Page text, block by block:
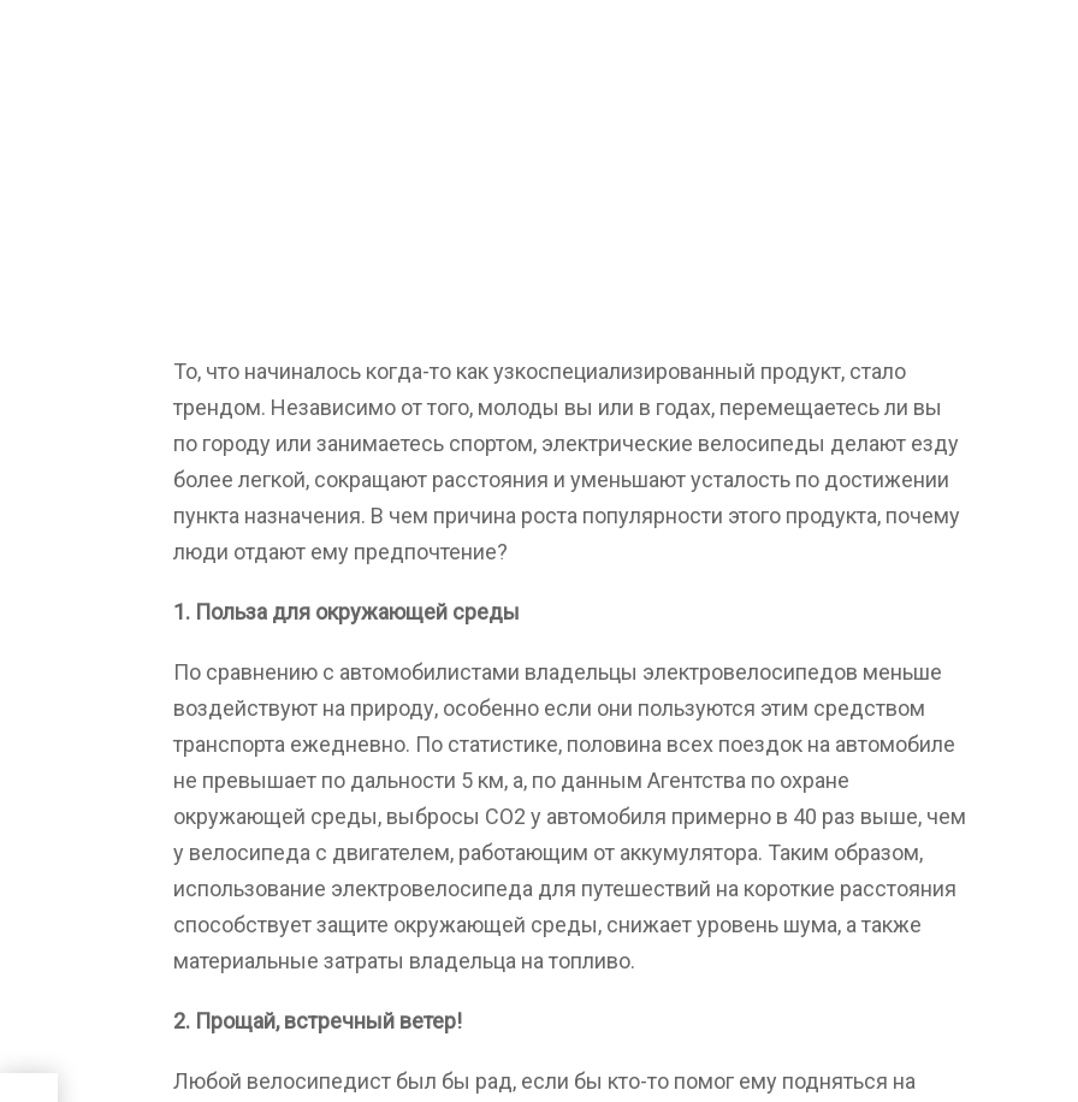
То, что начиналось когда-то как узкоспециализированный продукт, стало
трендом. Независимо от того, молоды вы или в годах, перемещаетесь ли вы
по городу или занимаетесь спортом, электрические велосипеды делают езду
более легкой, сокращают расстояния и уменьшают усталость по достижении
пункта назначения. В чем причина роста популярности этого продукта, почему
люди отдают ему предпочтение?
1. Польза для окружающей среды
По сравнению с автомобилистами владельцы электровелосипедов меньше
воздействуют на природу, особенно если они пользуются этим средством
транспорта ежедневно. По статистике, половина всех поездок на автомобиле
не превышает по дальности 5 км, а, по данным Агентства по охране
окружающей среды, выбросы CO2 у автомобиля примерно в 40 раз выше, чем
у велосипеда с двигателем, работающим от аккумулятора. Таким образом,
использование электровелосипеда для путешествий на короткие расстояния
способствует защите окружающей среды, снижает уровень шума, а также
материальные затраты владельца на топливо.
2. Прощай, встречный ветер!
Любой велосипедист был бы рад, если бы кто-то помог ему подняться на